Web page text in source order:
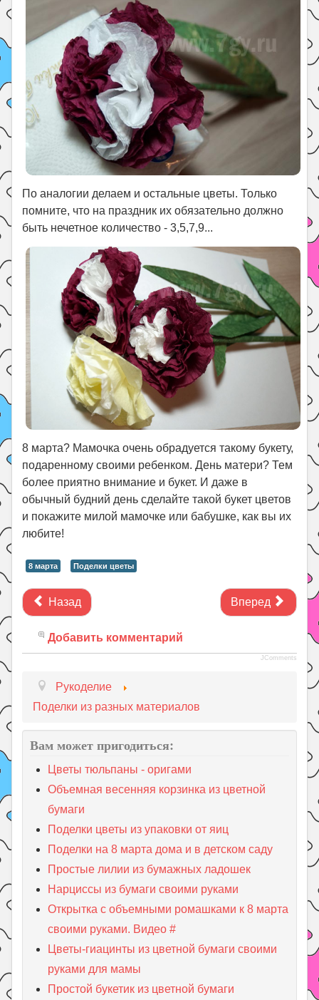
По аналогии делаем и остальные цветы. Только
помните, что на праздник их обязательно должно
быть нечетное количество - 3,5,7,9...
8 марта? Мамочка очень обрадуется такому букету,
подаренному своими ребенком. День матери? Тем
более приятно внимание и букет. И даже в
обычный будний день сделайте такой букет цветов
и покажите милой мамочке или бабушке, как вы их
любите!
8 марта Поделки цветы
Назад Вперед
Добавить комментарий
JComments
Рукоделие
Поделки из разных материалов
Вам может пригодиться:
Цветы тюльпаны - оригами
Объемная весенняя корзинка из цветной
бумаги
Поделки цветы из упаковки от яиц
Поделки на 8 марта дома и в детском саду
Простые лилии из бумажных ладошек
Нарциссы из бумаги своими руками
Открытка с объемными ромашками к 8 марта
своими руками. Видео #
Цветы-гиацинты из цветной бумаги своими
руками для мамы
Простой букетик из цветной бумаги